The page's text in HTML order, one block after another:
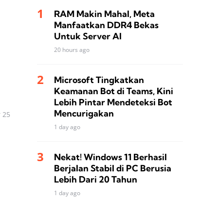
25
RAM Makin Mahal, Meta
Manfaatkan DDR4 Bekas
Untuk Server AI
20 hours ago
Microsoft Tingkatkan
Keamanan Bot di Teams, Kini
Lebih Pintar Mendeteksi Bot
Mencurigakan
1 day ago
Nekat! Windows 11 Berhasil
Berjalan Stabil di PC Berusia
Lebih Dari 20 Tahun
1 day ago